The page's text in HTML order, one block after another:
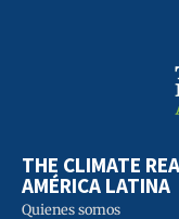
THE CLIMATE
AMÉRICA LATINA
Quienes somos